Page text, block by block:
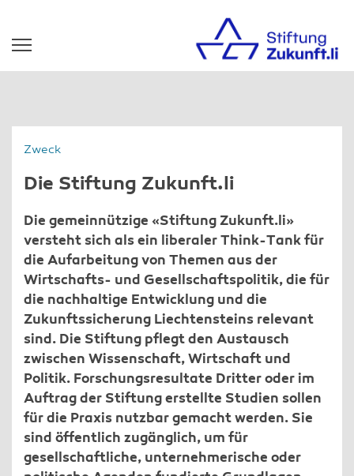
Zweck
Die Stiftung Zukunft.li
Die gemeinnützige «Stiftung Zukunft.li»
versteht sich als ein liberaler Think-Tank für
die Aufarbeitung von Themen aus der
Wirtschafts- und Gesellschaftspolitik, die für
die nachhaltige Entwicklung und die
Zukunftssicherung Liechtensteins relevant
sind. Die Stiftung pflegt den Austausch
zwischen Wissenschaft, Wirtschaft und
Politik. Forschungsresultate Dritter oder im
Auftrag der Stiftung erstellte Studien sollen
für die Praxis nutzbar gemacht werden. Sie
sind öffentlich zugänglich, um für
gesellschaftliche, unternehmerische oder